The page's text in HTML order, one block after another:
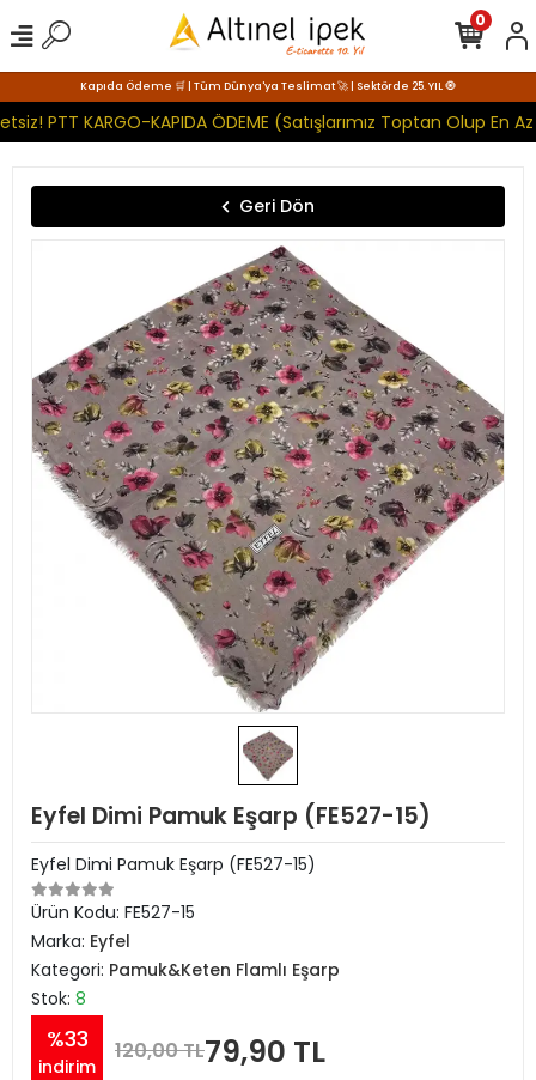
Kapıda Ödeme 🛒 | Tüm Dünya'ya Teslimat 🚀 | Sektörde 25. YIL 🧿
PTT KARGO-KAPIDA ÖDEME (Satışlarımız Toptan Olup En Az
0
Geri Dön
Eyfel Dimi Pamuk Eşarp (FE527-15)
Eyfel Dimi Pamuk Eşarp (FE527-15)
Ürün Kodu: FE527-15
Marka: Eyfel
Kategori: Pamuk&Keten Flamlı Eşarp
Stok: 8
%33
indirim
120,00 TL79,90 TL